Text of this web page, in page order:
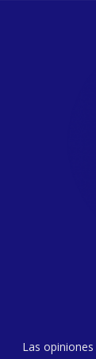
Las